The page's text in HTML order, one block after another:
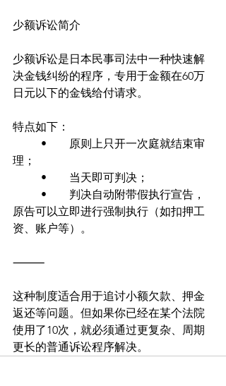
少额诉讼简介
少额诉讼是日本民事司法中一种快速解
决金钱纠纷的程序，专用于金额在60万
日元以下的金钱给付请求。
特点如下：
理；
	•	当天即可判决；
原告可以立即进行强制执行（如扣押工
资、账户等）。
⸻
这种制度适合用于追讨小额欠款、押金
返还等问题。但如果你已经在某个法院
使用了10次，就必须通过更复杂、周期
更长的普通诉讼程序解决。